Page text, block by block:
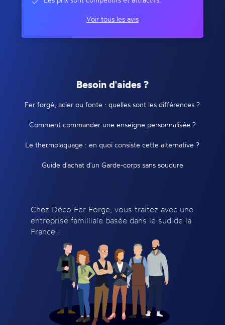
Voir tous les avis
Besoin d'aides ?
Fer forgé, acier ou fonte : quelles sont les différences ?
Comment commander une enseigne personnalisée ?
Le thermolaquage : en quoi consiste cette alternative ?
Guide d'achat d'un Garde-corps sans soudure
Chez Déco Fer Forge, vous traitez avec une
entreprise familliale basée dans le sud de la
France !